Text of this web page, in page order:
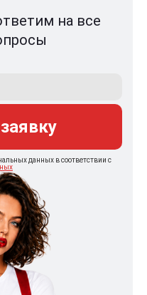
на все
данных в соответствии с